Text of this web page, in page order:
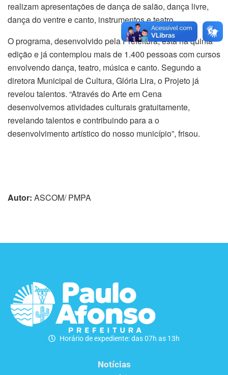
realizam apresentações de dança de salão, dança livre,
dança do ventre e canto, instrumentos e teatro.
O programa, desenvolvido pela Prefeitura, está na quinta
edição e já contemplou mais de 1.400 pessoas com cursos
envolvendo dança, teatro, música e canto. Segundo a
diretora Municipal de Cultura, Glória Lira, o Projeto já
revelou talentos. “Através do Arte em Cena
desenvolvemos atividades culturais gratuitamente,
revelando talentos e contribuindo para a o
desenvolvimento artístico do nosso município”, frisou.
Autor: ASCOM/ PMPA
Horário de expediente: das 07h as 13h
Notícias